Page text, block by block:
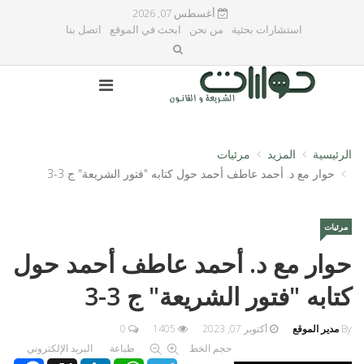
أغسطس 07, 2026
استشارات بحثية
من نحن ابحث في الموقع اتصل بنا
الرئيسية المزيد
مرئيات
حوار مع د. أحمد عاطف أحمد حول كتابه "فتور الشريعة" ج 3-3
مرئيات
حوار مع د. أحمد عاطف أحمد حول
كتابه "فتور الشريعة" ج 3-3
By مدير الموقع أكتوبر 07, 2023
0
حجم الخط
طباعة
البريد الإلكتروني